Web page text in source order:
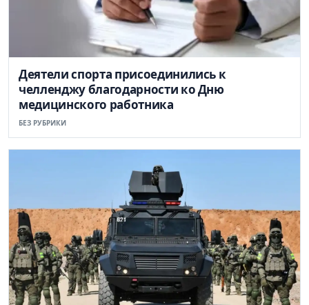
Деятели спорта присоединились к
челленджу благодарности ко Дню
медицинского работника
БЕЗ РУБРИКИ